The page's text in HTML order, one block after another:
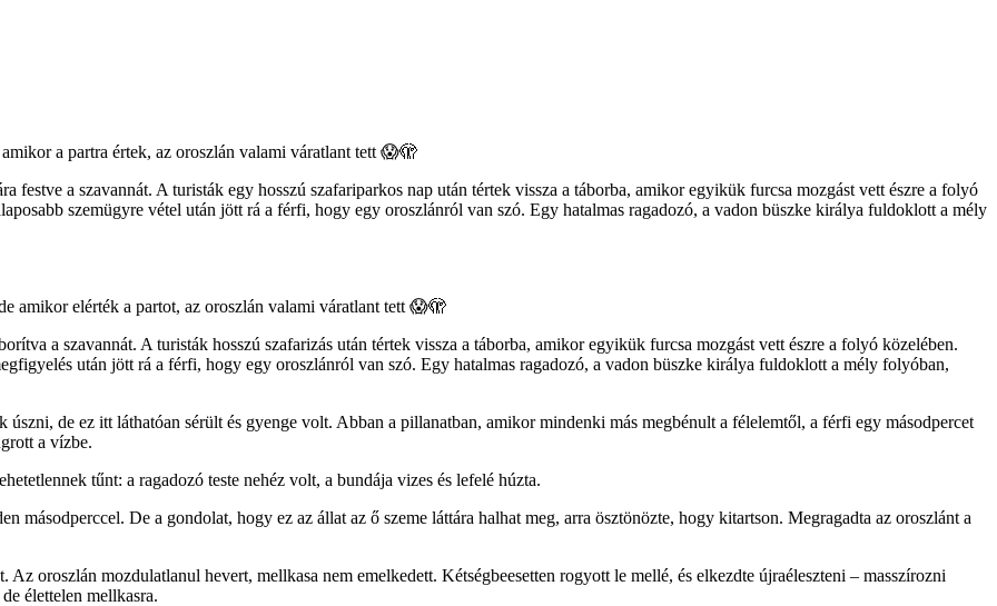
a partra értek, az oroszlán valami váratlant tett 😱🫣
festve a szavannát. A turisták egy hosszú szafariparkos nap után tértek vissza a táborba, amikor egyikük furcsa mozgást vett észre a folyó
szemügyre vétel után jött rá a férfi, hogy egy oroszlánról van szó. Egy hatalmas ragadozó, a vadon büszke királya fuldoklott a mély
amikor elérték a partot, az oroszlán valami váratlant tett 😱🫣
a szavannát. A turisták hosszú szafarizás után tértek vissza a táborba, amikor egyikük furcsa mozgást vett észre a folyó közelében.
után jött rá a férfi, hogy egy oroszlánról van szó. Egy hatalmas ragadozó, a vadon büszke királya fuldoklott a mély folyóban,
de ez itt láthatóan sérült és gyenge volt. Abban a pillanatban, amikor mindenki más megbénult a félelemtől, a férfi egy másodpercet
a vízbe.
tűnt: a ragadozó teste nehéz volt, a bundája vizes és lefelé húzta.
másodperccel. De a gondolat, hogy ez az állat az ő szeme láttára halhat meg, arra ösztönözte, hogy kitartson. Megragadta az oroszlánt a
oroszlán mozdulatlanul hevert, mellkasa nem emelkedett. Kétségbeesetten rogyott le mellé, és elkezdte újraéleszteni – masszírozni
élettelen mellkasra.